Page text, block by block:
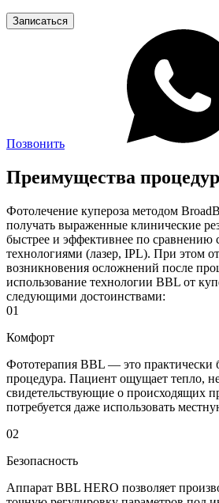
Записаться
Позвонить
Преимущества
Фотолечение купероза методом
получать выраженные клинические
быстрее и эффективнее по сравнению
технологиями (лазер, IPL). При этом
возникновения осложнений после
использование технологии BBL от
следующими достоинствами:
01
Комфорт
Фототерапия BBL — это практически
процедура. Пациент ощущает тепло,
свидетельствующие о происходящих
потребуется даже использовать
02
Безопасность
Аппарат BBL HERO позволяет